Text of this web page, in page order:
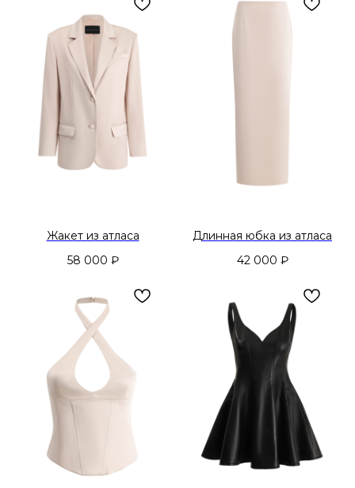
Жакет из атласа
58 000 ₽
Длинная юбка из атласа
42 000 ₽